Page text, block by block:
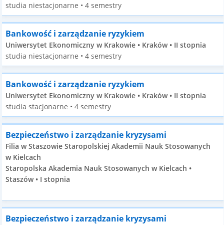
studia niestacjonarne • 4 semestry
Bankowość i zarządzanie ryzykiem
Uniwersytet Ekonomiczny w Krakowie • Kraków • II stopnia
studia niestacjonarne • 4 semestry
Bankowość i zarządzanie ryzykiem
Uniwersytet Ekonomiczny w Krakowie • Kraków • II stopnia
studia stacjonarne • 4 semestry
Bezpieczeństwo i zarządzanie kryzysami
Filia w Staszowie Staropolskiej Akademii Nauk Stosowanych
w Kielcach
Staropolska Akademia Nauk Stosowanych w Kielcach •
Staszów • I stopnia
Bezpieczeństwo i zarządzanie kryzysami